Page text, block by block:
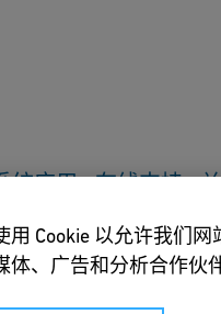
统应用 在线支持
用 Cookie 以允许我们
体、广告和分析合作伙